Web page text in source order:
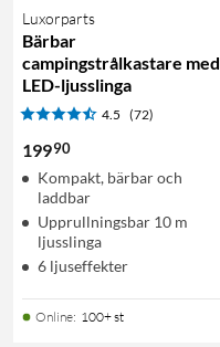
Luxorparts
Bärbar
campingstrålkastare med
LED-ljusslinga
4.5 (72)
19990
Kompakt, bärbar och
laddbar
Upprullningsbar 10 m
ljusslinga
6 ljuseffekter
Online: 100+ st